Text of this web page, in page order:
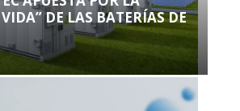
DE LAS BATERÍAS DE